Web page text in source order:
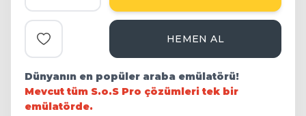
Favoriye Ekle HEMEN AL
Dünyanın en popüler araba emülatörü!
Mevcut tüm S.o.S Pro çözümleri tek bir
emülatörde.